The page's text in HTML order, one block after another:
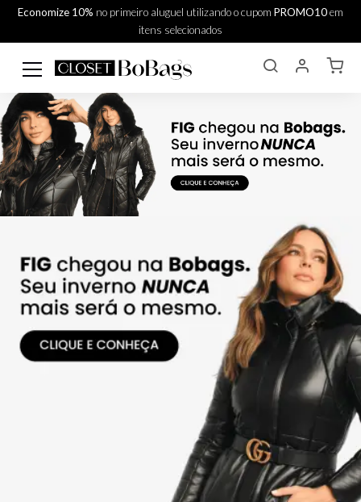
Economize 10% no primeiro aluguel utilizando o cupom PROMO10em
itens selecionados